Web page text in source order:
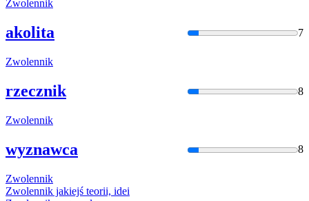
Zwolennik
akolita 7
Zwolennik
rzecznik 8
Zwolennik
wyznawca 8
Zwolennik
Zwolennik jakiejś teorii, idei